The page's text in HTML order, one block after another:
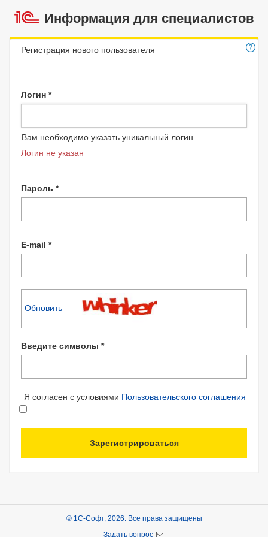
Информация для специалистов
Регистрация нового пользователя
Логин *
Вам необходимо указать уникальный логин
Логин не указан
Пароль *
E-mail *
Обновить
Введите символы *
Я согласен с условиями Пользовательского соглашения
Зарегистрироваться
© 1С-Софт, 2026. Все права защищены
Задать вопрос